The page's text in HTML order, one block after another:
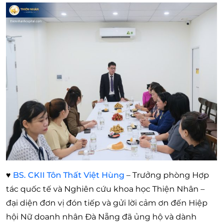
♥ BS. CKII Tôn Thất Việt Hùng – Trưởng phòng Hợp
tác quốc tế và Nghiên cứu khoa học Thiện Nhân –
đại diện đơn vị đón tiếp và gửi lời cảm ơn đến Hiệp
hội Nữ doanh nhân Đà Nẵng đã ủng hộ và dành